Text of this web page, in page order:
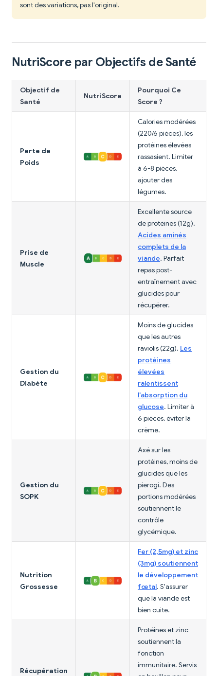
sont des variations, pas l'original.
NutriScore par Objectifs de Santé
Objectif de
Santé
NutriScore
Pourquoi Ce
Score ?
Perte de
Poids
Calories modérées
(220/6 pièces), les
protéines élevées
rassasient. Limiter
à 6-8 pièces,
ajouter des
légumes.
Prise de
Muscle
Excellente source
de protéines (12g).
Acides aminés
complets de la
viande. Parfait
repas post-
entraînement avec
glucides pour
récupérer.
Gestion du
Diabète
Moins de glucides
que les autres
raviolis (22g). Les
protéines
élevées
ralentissent
l'absorption du
glucose. Limiter à
6 pièces, éviter la
crème.
Gestion du
SOPK
Axé sur les
protéines, moins de
glucides que les
pierogi. Des
portions modérées
soutiennent le
contrôle
glycémique.
Nutrition
Grossesse
Fer (2,5mg) et zinc
(3mg) soutiennent
le développement
fœtal. S'assurer
que la viande est
bien cuite.
Récupération
Protéines et zinc
soutiennent la
fonction
immunitaire. Servis